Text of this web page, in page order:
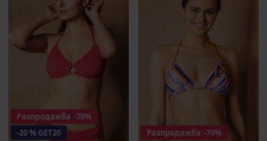
Разпродажба -70%
-20 % GET20
Разпродажба -70%